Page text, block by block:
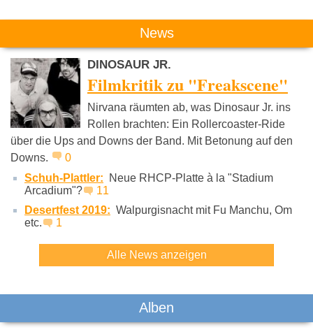
Das könnte Dich auch interessieren:
Blixa Bargeld
Helge
Nick
News
DINOSAUR JR.
Filmkritik zu "Freakscene"
Nirvana räumten ab, was Dinosaur Jr. ins
Rollen brachten: Ein Rollercoaster-Ride
über die Ups and Downs der Band. Mit Betonung auf den
Downs.
0
Schuh-Plattler:
Neue RHCP-Platte à la "Stadium
Arcadium"?
11
Desertfest 2019: Walpurgisnacht mit Fu Manchu, Om
etc.
1
Alle News anzeigen
Alben